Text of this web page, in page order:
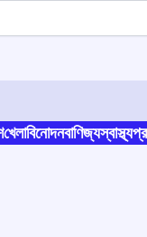
খেলাবিনোদনবাণিজ্যস্বাস্থ্য